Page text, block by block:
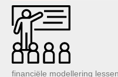
financiële modellering